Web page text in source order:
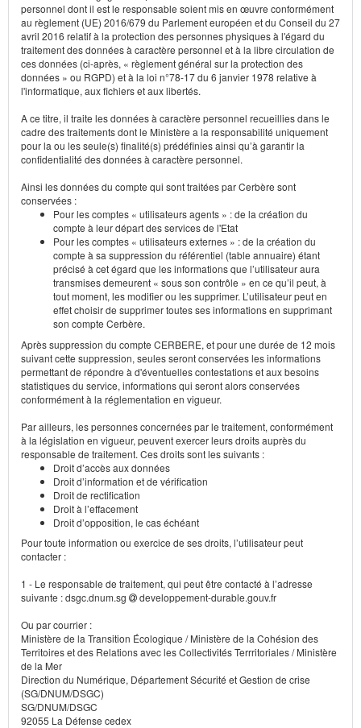
personnel dont il est le responsable soient mis en œuvre conformément
au règlement (UE) 2016/679 du Parlement européen et du Conseil du 27
avril 2016 relatif à la protection des personnes physiques à l'égard du
traitement des données à caractère personnel et à la libre circulation de
ces données (ci-après, « règlement général sur la protection des
données » ou RGPD) et à la loi n°78-17 du 6 janvier 1978 relative à
l'informatique, aux fichiers et aux libertés.
A ce titre, il traite les données à caractère personnel recueillies dans le
cadre des traitements dont le Ministère a la responsabilité uniquement
pour la ou les seule(s) finalité(s) prédéfinies ainsi qu’à garantir la
confidentialité des données à caractère personnel.
Ainsi les données du compte qui sont traitées par Cerbère sont
conservées :
Pour les comptes « utilisateurs agents » : de la création du
compte à leur départ des services de l'Etat
Pour les comptes « utilisateurs externes » : de la création du
compte à sa suppression du référentiel (table annuaire) étant
précisé à cet égard que les informations que l’utilisateur aura
transmises demeurent « sous son contrôle » en ce qu’il peut, à
tout moment, les modifier ou les supprimer. L’utilisateur peut en
effet choisir de supprimer toutes ses informations en supprimant
son compte Cerbère.
Après suppression du compte CERBERE, et pour une durée de 12 mois
suivant cette suppression, seules seront conservées les informations
permettant de répondre à d'éventuelles contestations et aux besoins
statistiques du service, informations qui seront alors conservées
conformément à la réglementation en vigueur.
Par ailleurs, les personnes concernées par le traitement, conformément
à la législation en vigueur, peuvent exercer leurs droits auprès du
responsable de traitement. Ces droits sont les suivants :
Droit d’accès aux données
Droit d’information et de vérification
Droit de rectification
Droit à l’effacement
Droit d’opposition, le cas échéant
Pour toute information ou exercice de ses droits, l’utilisateur peut
contacter :
1 - Le responsable de traitement, qui peut être contacté à l’adresse
suivante : dsgc.dnum.sg
developpement-durable.gouv.fr
Ou par courrier :
Ministère de la Transition Écologique / Ministère de la Cohésion des
Territoires et des Relations avec les Collectivités Terrritoriales / Ministère
de la Mer
Direction du Numérique, Département Sécurité et Gestion de crise
(SG/DNUM/DSGC)
SG/DNUM/DSGC
92055 La Défense cedex